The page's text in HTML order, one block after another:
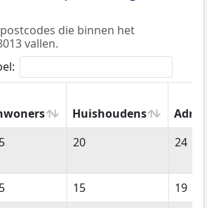
die binnen het
vallen.
Huishoudens
Huishoudens
20 24
15
19